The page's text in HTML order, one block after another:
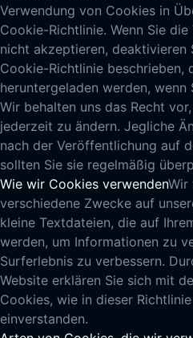
Verwendung von Cookies in
Cookie-Richtlinie. Wenn Sie
nicht akzeptieren, deaktivieren
Cookie-Richtlinie beschrieben,
heruntergeladen werden, wenn
Wir behalten uns das Recht
jederzeit zu ändern. Jegliche
nach der Veröffentlichung auf
sollten Sie sie regelmäßig
Wie wir Cookies verwendenWir
verschiedene Zwecke auf
kleine Textdateien, die auf
werden, um Informationen zu
Surferlebnis zu verbessern.
Website erklären Sie sich mit
Cookies, wie in dieser
einverstanden.